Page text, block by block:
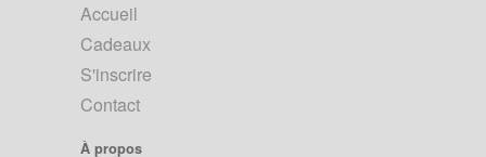
Accueil
Cadeaux
S'inscrire
Contact
À propos